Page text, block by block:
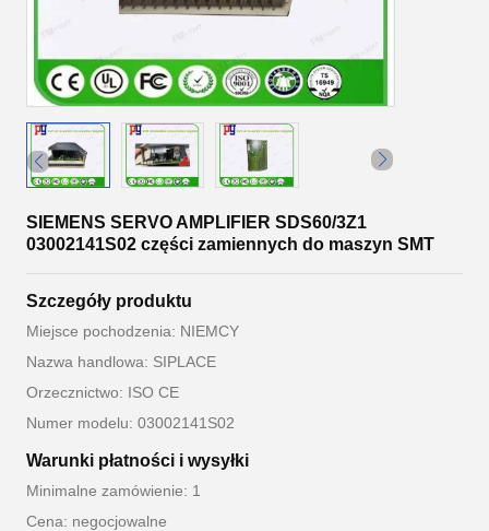
SIEMENS SERVO AMPLIFIER SDS60/3Z1
03002141S02 części zamiennych do maszyn SMT
Szczegóły produktu
Miejsce pochodzenia: NIEMCY
Nazwa handlowa: SIPLACE
Orzecznictwo: ISO CE
Numer modelu: 03002141S02
Warunki płatności i wysyłki
Minimalne zamówienie: 1
Cena: negocjowalne